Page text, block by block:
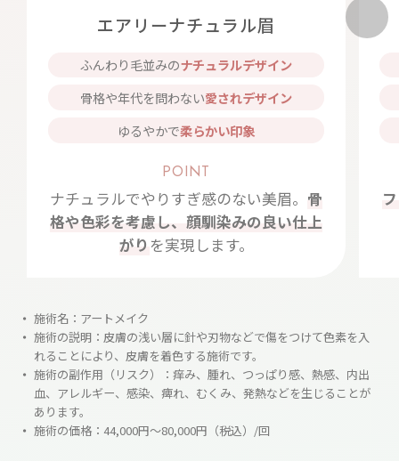
エアリーナチュラル眉
ふんわり毛並みのナチュラルデザイン
骨格や年代を問わない愛されデザイン
ゆるやかで柔らかい印象
POINT
ナチュラルでやりすぎ感のない美眉。 骨
格や色彩を考慮し、顔馴染みの良い仕上
がり を実現します。
施術名：アートメイク
施術の説明：皮膚の浅い層に針や刃物などで傷をつけて色素を入
れることにより、皮膚を着色する施術です。
施術の副作用（リスク）：痒み、腫れ、つっぱり感、熱感、内出
血、アレルギー、感染、痺れ、むくみ、発熱などを生じることが
あります。
施術の価格：44,000円～80,000円（税込）/回